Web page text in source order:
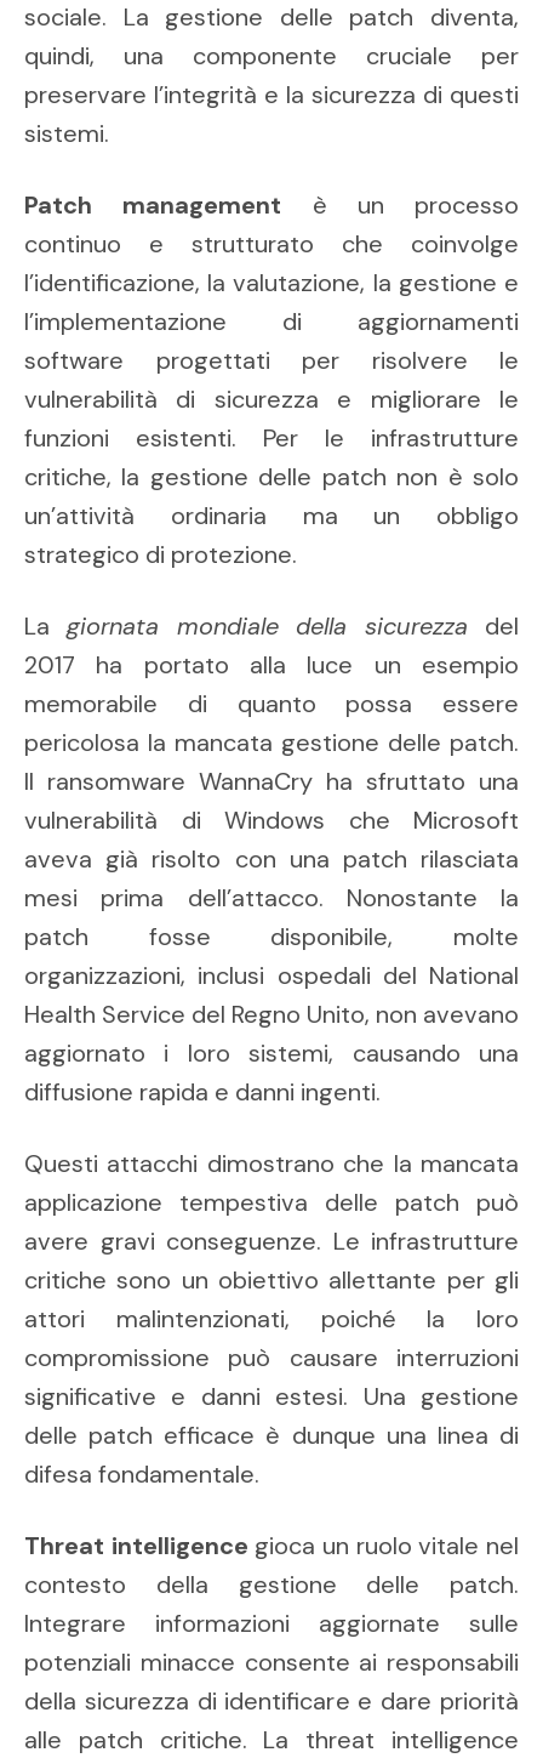
sociale. La gestione delle patch diventa,
quindi, una componente cruciale per
preservare l’integrità e la sicurezza di questi
sistemi.
Patch management è un processo
continuo e strutturato che coinvolge
l’identificazione, la valutazione, la gestione e
l’implementazione di aggiornamenti
software progettati per risolvere le
vulnerabilità di sicurezza e migliorare le
funzioni esistenti. Per le infrastrutture
critiche, la gestione delle patch non è solo
un’attività ordinaria ma un obbligo
strategico di protezione.
Lagiornata mondiale della sicurezza del
2017 ha portato alla luce un esempio
memorabile di quanto possa essere
pericolosa la mancata gestione delle patch.
Il ransomware WannaCry ha sfruttato una
vulnerabilità di Windows che Microsoft
aveva già risolto con una patch rilasciata
mesi prima dell’attacco. Nonostante la
patch fosse disponibile, molte
organizzazioni, inclusi ospedali del National
Health Service del Regno Unito, non avevano
aggiornato i loro sistemi, causando una
diffusione rapida e danni ingenti.
Questi attacchi dimostrano che la mancata
applicazione tempestiva delle patch può
avere gravi conseguenze. Le infrastrutture
critiche sono un obiettivo allettante per gli
attori malintenzionati, poiché la loro
compromissione può causare interruzioni
significative e danni estesi. Una gestione
delle patch efficace è dunque una linea di
difesa fondamentale.
Threat intelligence gioca un ruolo vitale nel
contesto della gestione delle patch.
Integrare informazioni aggiornate sulle
potenziali minacce consente ai responsabili
della sicurezza di identificare e dare priorità
alle patch critiche. La threat intelligence